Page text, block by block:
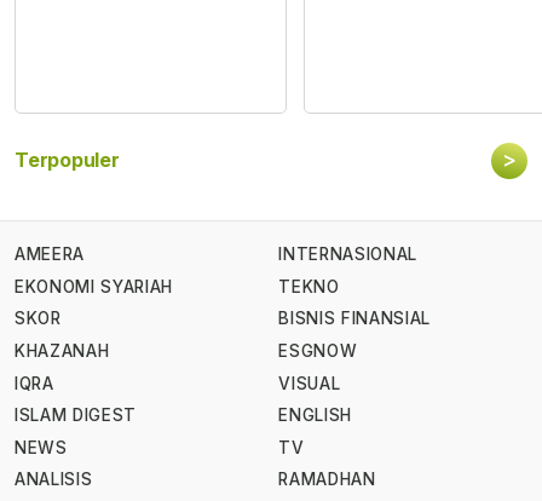
Terpopuler >
AMEERA
EKONOMI SYARIAH
SKOR
KHAZANAH
IQRA
ISLAM DIGEST
NEWS
ANALISIS
INTERNASIONAL
TEKNO
BISNIS FINANSIAL
ESGNOW
VISUAL
ENGLISH
TV
RAMADHAN